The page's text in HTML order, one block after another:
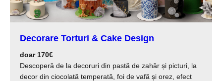
Decorare Torturi & Cake Design
doar 170€
Descoperă de la decoruri din pastă de zahăr și picturi, la
decor din ciocolată temperată, foi de vafă și orez, efect